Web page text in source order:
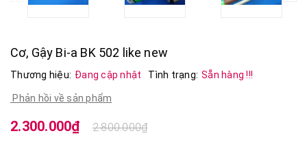
Cơ, Gậy Bi-a BK 502 like new
Thương hiệu: Đang cập nhật Tình trạng: Sẵn hàng !!!
Phản hồi về sản phẩm
2.300.000₫ 2.800.000₫